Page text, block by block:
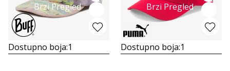
Brzi Pregled
Dostupno boja:1
Brzi Pregled
Dostupno boja:1